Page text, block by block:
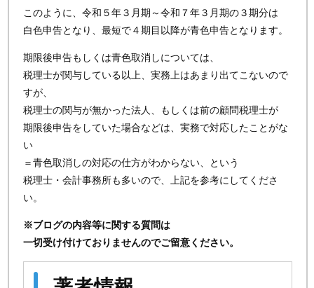
このように、令和５年３月期～令和７年３月期の３期分は
白色申告となり、最短で４期目以降が青色申告となります。
期限後申告もしくは青色取消しについては、
税理士が関与している以上、実務上はあまり出てこないので
すが、
税理士の関与が無かった法人、もしくは前の顧問税理士が
期限後申告をしていた場合などは、実務で対応したことがな
い
＝青色取消しの対応の仕方がわからない、という
税理士・会計事務所も多いので、上記を参考にしてくださ
い。
※ブログの内容等に関する質問は
一切受け付けておりませんのでご留意ください。